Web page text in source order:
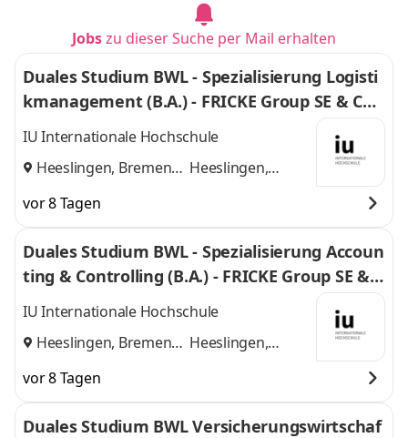
Jobszu dieser Suche per Mail erhalten
Duales Studium BWL - Spezialisierung Logisti
kmanagement (B.A.) - FRICKE Group SE & Co.
KG
IU Internationale Hochschule
Heeslingen, Bremen
Heeslingen,
vor 8 Tagen
Duales Studium BWL - Spezialisierung Accoun
ting & Controlling (B.A.) - FRICKE Group SE & C
o. KG
IU Internationale Hochschule
Heeslingen, Bremen
Heeslingen,
vor 8 Tagen
Duales Studium BWL Versicherungswirtschaf